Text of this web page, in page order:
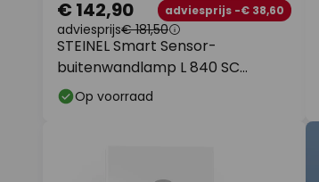
STEINEL Smart Sensor-
buitenwandlamp L 840 SC
antraciet
€ 142,90 adviesprijs -€ 38,60
adviesprijs€ 181,50
Op voorraad